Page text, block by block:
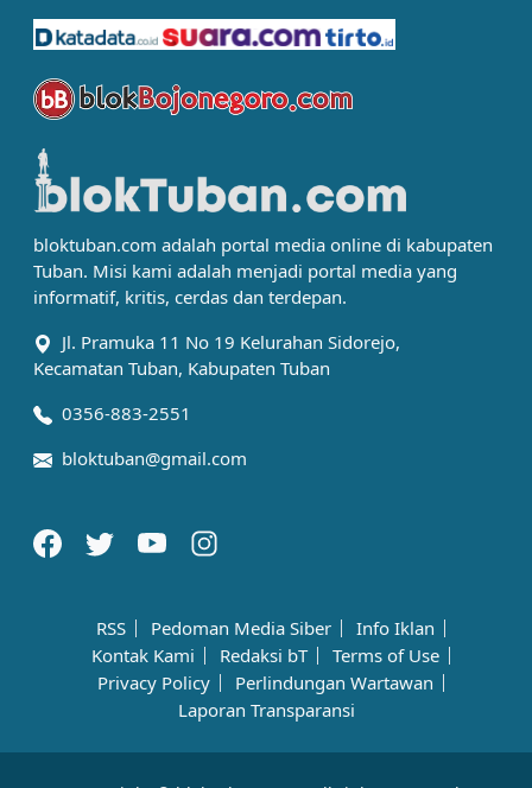
bloktuban.com adalah portal media online di kabupaten
Tuban. Misi kami adalah menjadi portal media yang
informatif, kritis, cerdas dan terdepan.
Jl. Pramuka 11 No 19 Kelurahan Sidorejo,
Kecamatan Tuban, Kabupaten Tuban
0356-883-2551
bloktuban@gmail.com
RSS Pedoman Media Siber
Info Iklan
Kontak Kami
Redaksi bT
Terms of Use
Privacy Policy
Perlindungan Wartawan
Laporan Transparansi